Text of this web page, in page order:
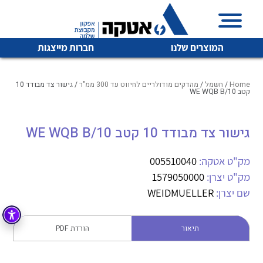
המוצרים שלנו חברות מייצגות
איכות | שרות | זמינות
והפצה של מוצרי
מיתוג, בקרה , ואינסטלציה חשמלית ופעילה ב7 תחומים:
חשמל מיתוג ואינסטלציה חשמלית
בקרה
זיווד
לכל מוצרי היצרן לכל מוצרי היצרן
לכל מוצרי היצרן לכל מוצרי היצרן
Home
/ חשמל / מהדקים מודולריים לחיווט עד 300 ממ"ר / גישור צד מבודד 10
קטב WE WQB B/10
גישור צד מבודד 10 קטב WE WQB B/10
מק"ט אטקה: 005510040
מק"ט יצרן: 1579050000
שם יצרן: WEIDMUELLER
תיאור הורדת PDF